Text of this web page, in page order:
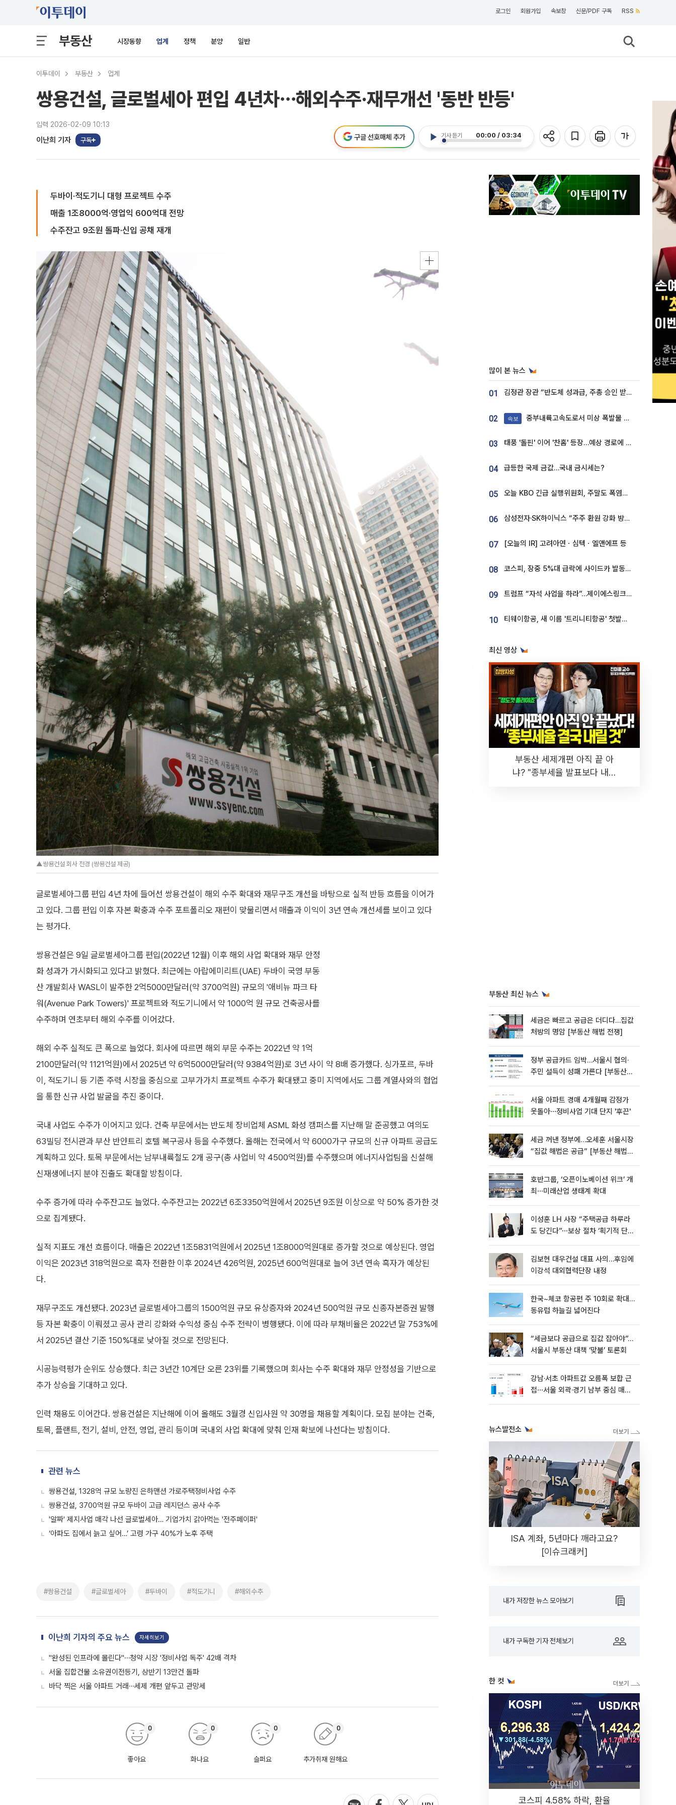
로그인 회원가입 속보창 신문/PDF 구독 RSS
부동산 시장동향 업계 정책 분양 일반
이투데이 부동산 업계
쌍용건설, 글로벌세아 편입 4년차⋯해외수주·재무개선 '동반 반등'
입력 2026-02-09 10:13
이난희 기자 구독
기사 듣기 00:00 / 03:34
구글 선호매체 추가
두바이·적도기니 대형 프로젝트 수주
매출 1조8000억·영업익 600억대 전망
수주잔고 9조원 돌파·신입 공채 재개
▲쌍용건설 회사 전경 (쌍용건설 제공)
글로벌세아그룹 편입 4년 차에 들어선 쌍용건설이 해외 수주 확대와 재무구조 개선을 바탕으로 실적 반등 흐름을 이어가
고 있다. 그룹 편입 이후 자본 확충과 수주 포트폴리오 재편이 맞물리면서 매출과 이익이 3년 연속 개선세를 보이고 있다
는 평가다.
쌍용건설은 9일 글로벌세아그룹 편입(2022년 12월) 이후 해외 사업 확대와 재무 안정
화 성과가 가시화되고 있다고 밝혔다. 최근에는 아랍에미리트(UAE) 두바이 국영 부동
산 개발회사 WASL이 발주한 2억5000만달러(약 3700억원) 규모의 '애비뉴 파크 타
워(Avenue Park Towers)' 프로젝트와 적도기니에서 약 1000억 원 규모 건축공사를
수주하며 연초부터 해외 수주를 이어갔다.
해외 수주 실적도 큰 폭으로 늘었다. 회사에 따르면 해외 부문 수주는 2022년 약 1억
2100만달러(약 1121억원)에서 2025년 약 6억5000만달러(약 9384억원)로 3년 사이 약 8배 증가했다. 싱가포르, 두바
이, 적도기니 등 기존 주력 시장을 중심으로 고부가가치 프로젝트 수주가 확대됐고 중미 지역에서도 그룹 계열사와의 협업
을 통한 신규 사업 발굴을 추진 중이다.
국내 사업도 수주가 이어지고 있다. 건축 부문에서는 반도체 장비업체 ASML 화성 캠퍼스를 지난해 말 준공했고 여의도
63빌딩 전시관과 부산 반얀트리 호텔 복구공사 등을 수주했다. 올해는 전국에서 약 6000가구 규모의 신규 아파트 공급도
계획하고 있다. 토목 부문에서는 남부내륙철도 2개 공구(총 사업비 약 4500억원)를 수주했으며 에너지사업팀을 신설해
신재생에너지 분야 진출도 확대할 방침이다.
수주 증가에 따라 수주잔고도 늘었다. 수주잔고는 2022년 6조3350억원에서 2025년 9조원 이상으로 약 50% 증가한 것
으로 집계됐다.
실적 지표도 개선 흐름이다. 매출은 2022년 1조5831억원에서 2025년 1조8000억원대로 증가할 것으로 예상된다. 영업
이익은 2023년 318억원으로 흑자 전환한 이후 2024년 426억원, 2025년 600억원대로 늘어 3년 연속 흑자가 예상된
다.
재무구조도 개선됐다. 2023년 글로벌세아그룹의 1500억원 규모 유상증자와 2024년 500억원 규모 신종자본증권 발행
등 자본 확충이 이뤄졌고 공사 관리 강화와 수익성 중심 수주 전략이 병행됐다. 이에 따라 부채비율은 2022년 말 753%에
서 2025년 결산 기준 150%대로 낮아질 것으로 전망된다.
시공능력평가 순위도 상승했다. 최근 3년간 10계단 오른 23위를 기록했으며 회사는 수주 확대와 재무 안정성을 기반으로
추가 상승을 기대하고 있다.
인력 채용도 이어간다. 쌍용건설은 지난해에 이어 올해도 3월경 신입사원 약 30명을 채용할 계획이다. 모집 분야는 건축,
토목, 플랜트, 전기, 설비, 안전, 영업, 관리 등이며 국내외 사업 확대에 맞춰 인재 확보에 나선다는 방침이다.
관련 뉴스
쌍용건설, 1328억 규모 노량진 은하맨션 가로주택정비사업 수주
쌍용건설, 3700억원 규모 두바이 고급 레지던스 공사 수주
'알짜' 제지사업 매각 나선 글로벌세아… 기업가치 갉아먹는 '전주페이퍼'
‘아파도 집에서 늙고 싶어…’ 고령 가구 40%가 노후 주택
#쌍용건설 #글로벌세아 #두바이 #적도기니 #해외수추
이난희 기자의 주요 뉴스 자세히보기
"완성된 인프라에 몰린다"⋯청약 시장 '정비사업 독주' 42배 격차
서울 집합건물 소유권이전등기, 상반기 13만건 돌파
바닥 찍은 서울 아파트 거래⋯세제 개편 앞두고 관망세
좋아요
0
화나요
0
슬퍼요
0
추가취재 원해요
0
많이 본 뉴스
01 김정관 장관 “반도체 성과급, 주총 승인 받도록”…상법·자본시장법 개정 시사
02 속보 중부내륙고속도로서 미상 폭발물 발견
03 태풍 '돌핀' 이어 '찬홈' 등장…예상 경로에 한국 '한숨'
04 급등한 국제 금값…국내 금시세는?
05 오늘 KBO 긴급 실행위원회, 주말도 폭염취소 될까
06 삼성전자·SK하이닉스 “주주 환원 강화 방안 마련”
07 [오늘의 IR] 고려아연ㆍ심텍ㆍ엘앤에프 등
08 코스피, 장중 5%대 급락에 사이드카 발동…삼성·SK 동반 폭락
09 트럼프 “자석 사업을 하라”…제이에스링크, 비중국 영구자석 공급망 구축 속도
10 티웨이항공, 새 이름 '트리니티항공' 첫발…SSC 전략 본격화
최신 영상
부동산 세제개편 아직 끝 아
냐? "종부세율 발표보다 내릴
부동산 최신 뉴스
세금은 빠르고 공급은 더디다…집값
처방의 명암 [부동산 해법 전쟁]
정부 공급카드 임박…서울시 협의·
주민 설득이 성패 가른다 [부동산
서울 아파트 경매 4개월째 감정가
웃돌아⋯정비사업 기대 단지 '후끈'
세금 꺼낸 정부에…오세훈 서울시장
“집값 해법은 공급” [부동산 해법
호반그룹, ‘오픈이노베이션 위크’ 개
최⋯미래산업 생태계 확대
이성훈 LH 사장 “주택공급 하루라
도 당긴다”⋯보상 절차 ‘획기적 단
김보현 대우건설 대표 사의…후임에
이강석 대외협력단장 내정
한국~체코 항공편 주 10회로 확대…
동유럽 하늘길 넓어진다
“세금보다 공급으로 집값 잡아야”…
서울시 부동산 대책 ‘맞불’ 토론회
강남·서초 아파트값 오름폭 보합 근
접⋯서울 외곽·경기 남부 중심 매수
뉴스발전소
ISA 계좌, 5년마다 깨라고요?
[이슈크래커]
내가 저장한 뉴스 모아보기
내가 구독한 기자 전체보기
한 컷
코스피 4.58% 하락, 환율